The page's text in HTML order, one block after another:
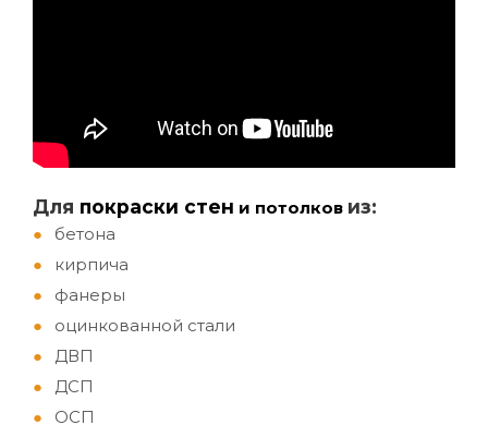
Для покраски стен и потолков из:
бетона
кирпича
фанеры
оцинкованной стали
ДВП
ДСП
ОСП